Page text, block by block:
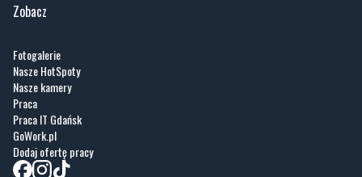
Zobacz
Fotogalerie
Nasze HotSpoty
Nasze kamery
Praca
Praca IT Gdańsk
GoWork.pl
Dodaj ofertę pracy